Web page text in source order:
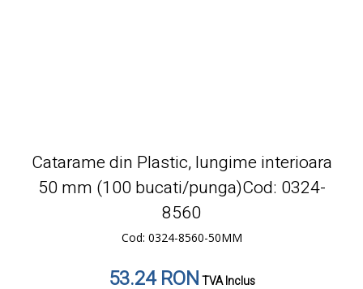
Catarame din Plastic, lungime interioara
50 mm (100 bucati/punga)Cod: 0324-
8560
Cod: 0324-8560-50MM
53.24 RONTVA Inclus